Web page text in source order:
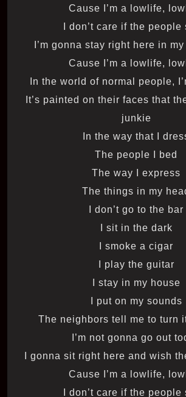
I don’t care if the people
I’m gonna stay right here in
In the world of normal people,
It’s painted on their faces that
junkie
In the way that I
The people I bed
The way I express
The things in my
I don’t go to the bar
I sit in the dark
I smoke a cigar
I play the guitar
I stay in my house
I put on my sounds
The neighbors tell me to turn
I’m not gonna go out
I gonna sit right here and wish
I don’t care if the people